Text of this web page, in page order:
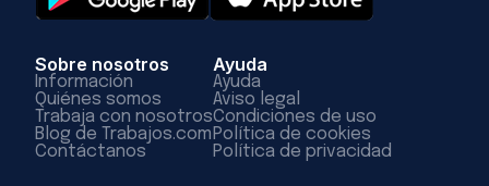
Sobre nosotros
Información
Quiénes somos
Trabaja con nosotros
Blog de Trabajos.com
Contáctanos
Ayuda
Ayuda
Aviso legal
Condiciones de uso
Política de cookies
Política de privacidad